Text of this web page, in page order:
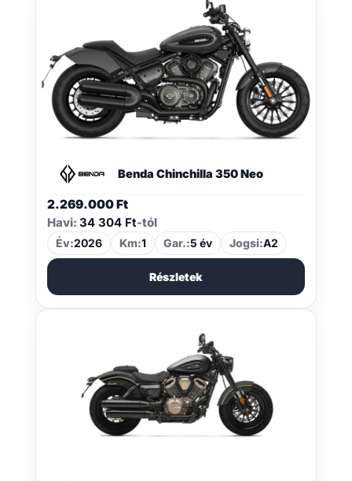
Benda Chinchilla 350 Neo
2.269.000Ft
Havi: 34 304 Ft-tól
Év:2026 Km:1 Gar.:5 év Jogsi:A2
Részletek